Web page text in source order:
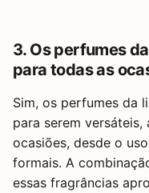
3. Os perfumes
para todas as
Sim, os perfumes da
para serem
ocasiões, desde o
formais. A
essas fragrâncias